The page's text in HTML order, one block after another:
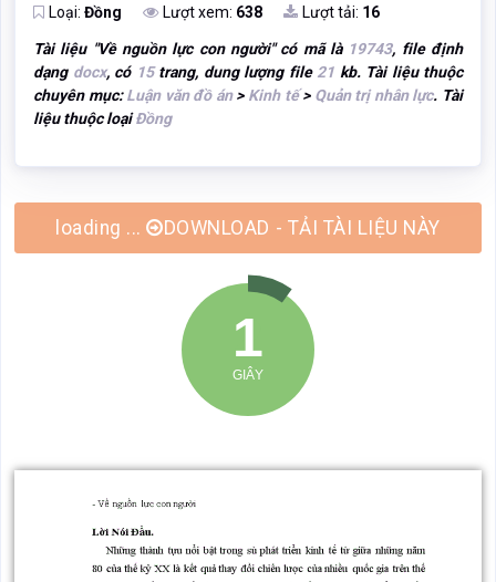
Loại: Đồng Lượt xem: 638 Lượt tải: 16
Tài liệu "Về nguồn lực con người" có mã là 19743, file định
dạng docx, có 15trang, dung lượng file 21 kb. Tài liệu thuộc
chuyên mục:Luận văn đồ án> Kinh tế> Quản trị nhân lực. Tài
liệu thuộc loạiĐồng
DOWNLOAD - TẢI TÀI LIỆU NÀY